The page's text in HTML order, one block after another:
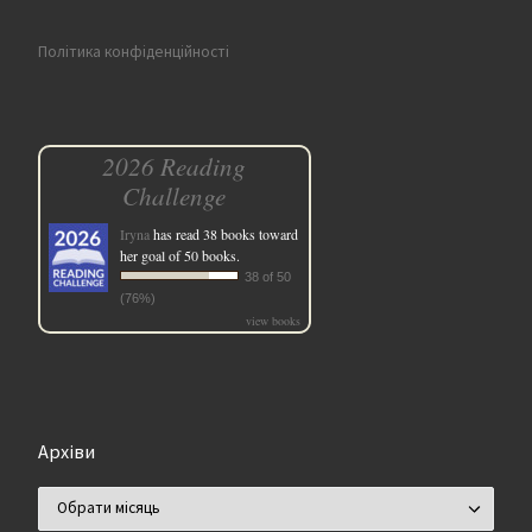
Політика конфіденційності
2026 Reading
Challenge
Irynahas read 38 books toward
her goal of 50 books.
38 of 50
(76%)
view books
Архіви